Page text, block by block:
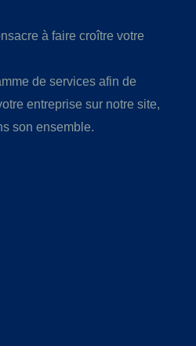
à faire croître votre
de services afin de
entreprise sur notre site,
son ensemble.